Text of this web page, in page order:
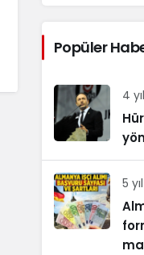
Popüler
4
5